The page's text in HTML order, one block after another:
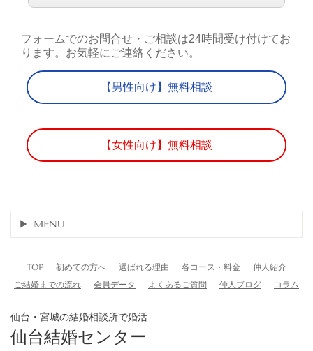
フォームでのお問合せ・ご相談は24時間受け付けてお
ります。お気軽にご連絡ください。
【男性向け】無料相談
【女性向け】無料相談
MENU
TOP 初めての方へ 選ばれる理由 各コース・料金
仲人紹介
ご結婚までの流れ
会員データ よくあるご質問 仲人ブログ コラム
仙台・宮城の結婚相談所で婚活
仙台結婚センター